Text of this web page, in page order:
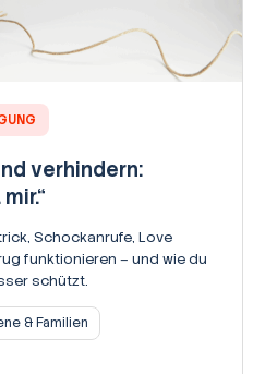
verhindern:
Schockanrufe, Love
funktionieren – und wie du
schützt.
& Familien